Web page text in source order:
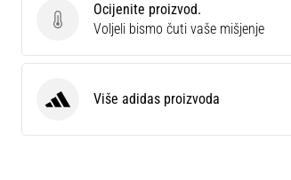
Ocijenite proizvod.
Ocijenite proizvod.
Voljeli bismo čuti vaše mišjenje
adidas Više adidas proizvoda